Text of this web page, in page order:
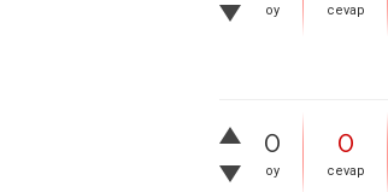
oy cevap
0
oy
0
cevap